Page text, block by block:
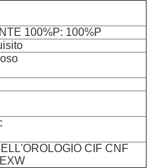
100%P: 100%P
CIF CNF